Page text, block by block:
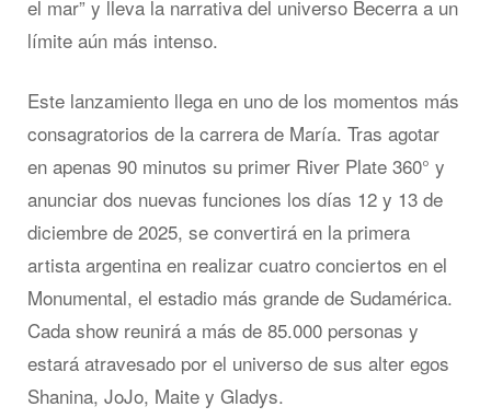
el mar” y lleva la narrativa del universo Becerra a un
límite aún más intenso.
Este lanzamiento llega en uno de los momentos más
consagratorios de la carrera de María. Tras agotar
en apenas 90 minutos su primer River Plate 360° y
anunciar dos nuevas funciones los días 12 y 13 de
diciembre de 2025, se convertirá en la primera
artista argentina en realizar cuatro conciertos en el
Monumental, el estadio más grande de Sudamérica.
Cada show reunirá a más de 85.000 personas y
estará atravesado por el universo de sus alter egos
Shanina, JoJo, Maite y Gladys.